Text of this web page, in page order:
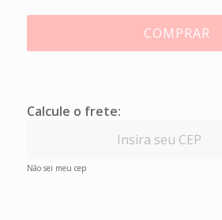
COMPRAR
Calcule o frete:
Não sei meu cep